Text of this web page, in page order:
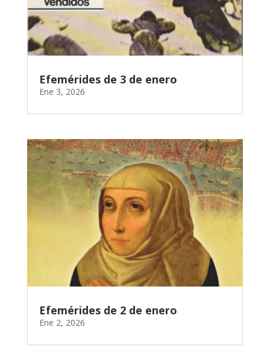
Efemérides de 3 de enero
Ene 3, 2026
Efemérides de 2 de enero
Ene 2, 2026